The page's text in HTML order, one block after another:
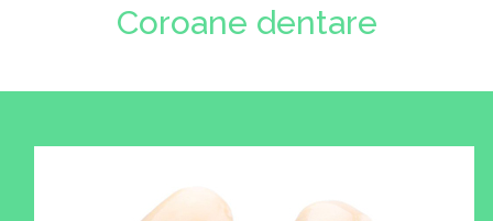
Coroane dentare